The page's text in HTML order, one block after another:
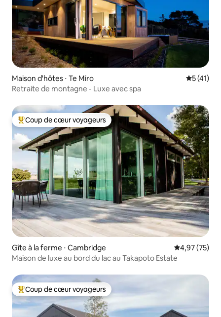
Maison d'hôtes ⋅ Te Miro
5 (41)
Retraite de montagne - Luxe avec spa
Coups de cœur voyageurs les plus appréciés
Coup de cœur voyageurs
Gîte à la ferme ⋅ Cambridge Évaluation
4,97 (75)
Maison de luxe au bord du lac au Takapoto Estate
Coups de cœur voyageurs les plus appréciés
Coup de cœur voyageurs